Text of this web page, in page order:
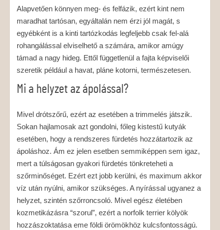
Alapvetően könnyen meg- és felfázik, ezért kint nem
maradhat tartósan, egyáltalán nem érzi jól magát, s
egyébként is a kinti tartózkodás legfeljebb csak fel-alá
rohangálással elviselhető a számára, amikor amúgy
támad a nagy hideg. Ettől függetlenül a fajta képviselői
szeretik például a havat, pláne kotorni, természetesen.
Mi a helyzet az ápolással?
Mivel drótszőrű, ezért az esetében a trimmelés játszik.
Sokan hajlamosak azt gondolni, főleg kistestű kutyák
esetében, hogy a rendszeres fürdetés hozzátartozik az
ápoláshoz. Ám ez jelen esetben semmiképpen sem igaz,
mert a túlságosan gyakori fürdetés tönkreteheti a
szőrminőséget. Ezért ezt jobb kerülni, és maximum akkor
víz után nyúlni, amikor szükséges. A nyírással ugyanez a
helyzet, szintén szőrroncsoló. Mivel egész életében
kozmetikázásra “szorul”, ezért a norfolk terrier kölyök
hozzászoktatása eme földi örömökhöz kulcsfontosságú.